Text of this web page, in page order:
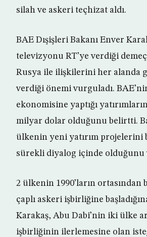
silah ve askeri teçhizat aldı.
BAE Dışişleri Bakanı Enver
televizyonu RT’ye verdiği
Rusya ile ilişkilerini her alanda
verdiği önemi vurguladı.
ekonomisine yaptığı
milyar dolar olduğunu belirtti.
ülkenin yeni yatırım projelerini
sürekli diyalog içinde olduğunu
2 ülkenin 1990’ların ortasından
çaplı askeri işbirliğine
Karakaş, Abu Dabi’nin iki ülke
işbirliğinin ilerlemesine olan